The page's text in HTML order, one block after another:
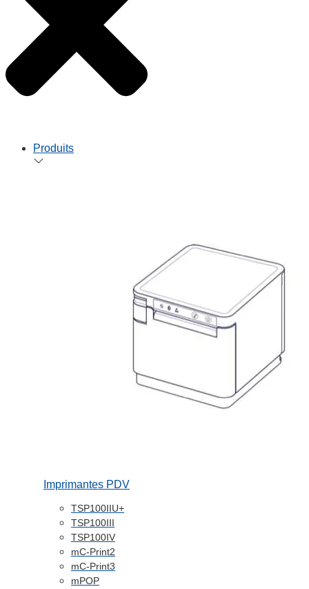
Produits
Imprimantes PDV
TSP100IIU+
TSP100III
TSP100IV
mC-Print2
mC-Print3
mPOP